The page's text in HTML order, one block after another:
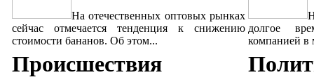
На отечественных оптовых рынках
сейчас отмечается тенденция к снижению
стоимости бананов. Об этом...
долгое
компанией в
Происшествия